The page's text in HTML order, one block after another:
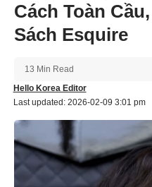
Cách Toàn
Sách Esquire
Last updated: 2026-02-09 3:01 pm
Hello Korea Editor
13 Min Read